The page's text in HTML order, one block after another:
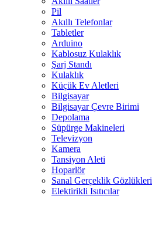
Pil
Akıllı Telefonlar
Tabletler
Arduino
Kablosuz Kulaklık
Şarj Standı
Kulaklık
Küçük Ev Aletleri
Bilgisayar
Bilgisayar Çevre Birimi
Depolama
Süpürge Makineleri
Televizyon
Kamera
Tansiyon Aleti
Hoparlör
Sanal Gerçeklik Gözlükleri
Elektirikli Isıtıcılar